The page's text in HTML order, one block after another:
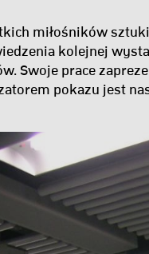
miłośników
kolejnej
Swoje prace
pokazu jest